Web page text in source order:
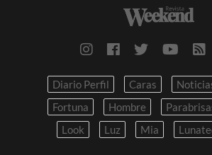
Diario Perfil Caras
Fortuna
Hombre
Look
Luz Mia